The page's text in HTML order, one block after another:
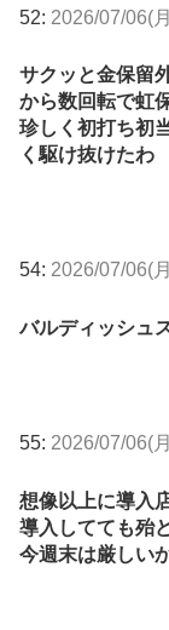
52: 2026/07/06(
サクッと金保留
から数回転で虹
珍しく初打ち初
く駆け抜けたわ
54: 2026/07/06(
バルディッシュ
55: 2026/07/06(
想像以上に導入
導入してても殆
今週末は厳しい